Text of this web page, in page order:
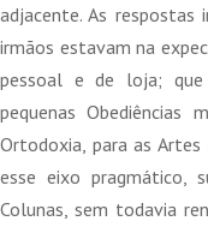
adjacente. As respostas
irmãos estavam na
pessoal e de loja; que
pequenas Obediências
Ortodoxia, para as
esse eixo pragmático,
Colunas, sem todavia